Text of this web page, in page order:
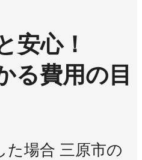
安心！
る費用の目
た場合 三原市の